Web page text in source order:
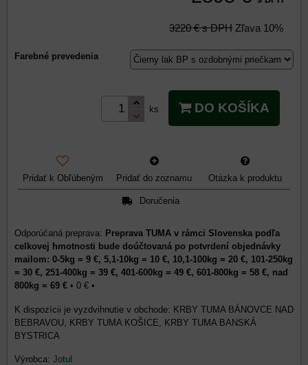
3220 € s DPH Zľava 10%
Farebné prevedenia
ks DO KOŠÍKA
Pridať k Obľúbeným Pridať do zoznamu Otázka k produktu
Doručenia
Preprava TUMA v rámci Slovenska podľa
celkovej hmotnosti bude doúčtovaná po potvrdení objednávky
mailom: 0-5kg = 9 €, 5,1-10kg = 10 €, 10,1-100kg = 20 €, 101-250kg
= 30 €, 251-400kg = 39 €, 401-600kg = 49 €, 601-800kg = 58 €, nad
800kg = 69 € • 0 € •
KRBY TUMA BÁNOVCE NAD
BEBRAVOU, KRBY TUMA KOŠICE, KRBY TUMA BANSKÁ
BYSTRICA
Výrobca: Jotul